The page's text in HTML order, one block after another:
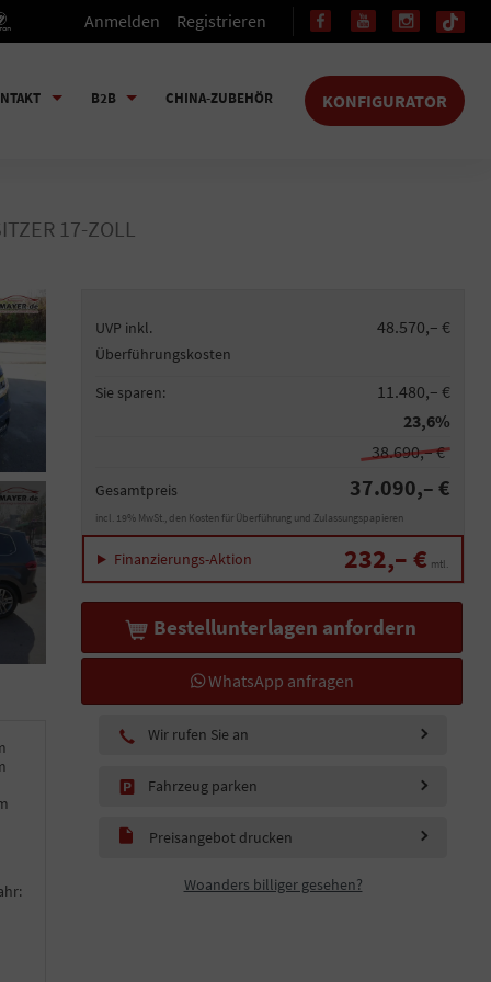
Anmelden Registrieren
B2B CHINA-ZUBEHÖR KONFIGURATOR
17-ZOLL
UVP inkl.
Überführungskosten
48.570,– €
Sie sparen:
11.480,– €
23,6%
38.690,– €
Gesamtpreis 37.090,– €
incl. 19% MwSt., den Kosten für Überführung und Zulassungspapieren
232,– € mtl.
Finanzierungs-Aktion
WhatsApp anfragen
Bestellunterlagen anfordern
Wir rufen Sie an
Fahrzeug parken
Preisangebot drucken
Woanders billiger gesehen?